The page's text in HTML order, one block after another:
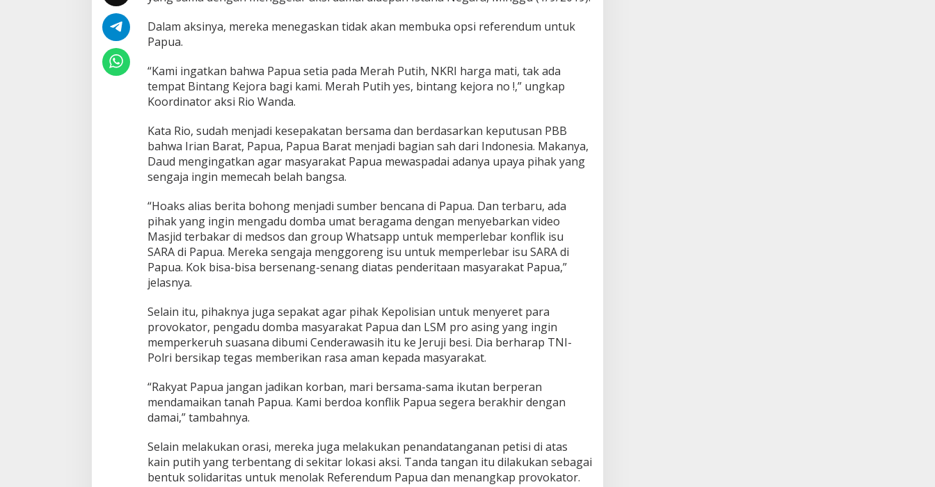
a
t
i
h
r
g
a
M
a
t
i
!
Dalam aksinya, mereka menegaskan tidak akan membuka opsi referendum untuk
Papua.
“Kami ingatkan bahwa Papua setia pada Merah Putih, NKRI harga mati, tak ada
tempat Bintang Kejora bagi kami. Merah Putih yes, bintang kejora no !,” ungkap
Koordinator aksi Rio Wanda.
Kata Rio, sudah menjadi kesepakatan bersama dan berdasarkan keputusan PBB
bahwa Irian Barat, Papua, Papua Barat menjadi bagian sah dari Indonesia. Makanya,
Daud mengingatkan agar masyarakat Papua mewaspadai adanya upaya pihak yang
sengaja ingin memecah belah bangsa.
“Hoaks alias berita bohong menjadi sumber bencana di Papua. Dan terbaru, ada
pihak yang ingin mengadu domba umat beragama dengan menyebarkan video
Masjid terbakar di medsos dan group Whatsapp untuk memperlebar konflik isu
SARA di Papua. Mereka sengaja menggoreng isu untuk memperlebar isu SARA di
Papua. Kok bisa-bisa bersenang-senang diatas penderitaan masyarakat Papua,”
jelasnya.
Selain itu, pihaknya juga sepakat agar pihak Kepolisian untuk menyeret para
provokator, pengadu domba masyarakat Papua dan LSM pro asing yang ingin
memperkeruh suasana dibumi Cenderawasih itu ke Jeruji besi. Dia berharap TNI-
Polri bersikap tegas memberikan rasa aman kepada masyarakat.
“Rakyat Papua jangan jadikan korban, mari bersama-sama ikutan berperan
mendamaikan tanah Papua. Kami berdoa konflik Papua segera berakhir dengan
damai,” tambahnya.
Selain melakukan orasi, mereka juga melakukan penandatanganan petisi di atas
kain putih yang terbentang di sekitar lokasi aksi. Tanda tangan itu dilakukan sebagai
bentuk solidaritas untuk menolak Referendum Papua dan menangkap provokator.